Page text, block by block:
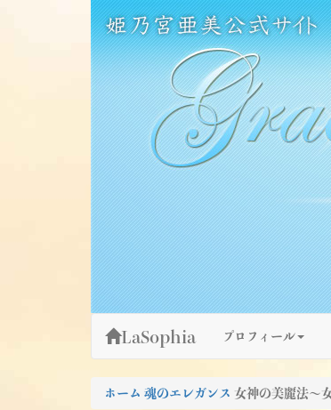
姫乃宮亜美公式サイト～Grace Fountain
グレースファウンテン
LaSophia プロフィール
ホーム 魂のエレガンス 女神の美麗法～